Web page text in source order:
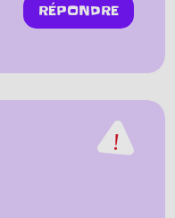
RÉPONDRE